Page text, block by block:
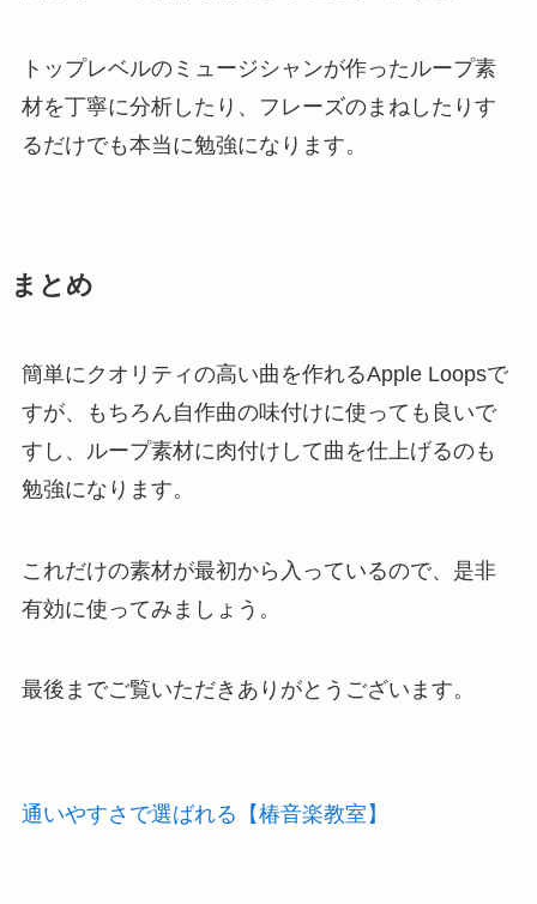
トップレベルのミュージシャンが作ったループ素
材を丁寧に分析したり、フレーズのまねしたりす
るだけでも本当に勉強になります。
まとめ
簡単にクオリティの高い曲を作れるApple Loopsで
すが、もちろん自作曲の味付けに使っても良いで
すし、ループ素材に肉付けして曲を仕上げるのも
勉強になります。
これだけの素材が最初から入っているので、是非
有効に使ってみましょう。
最後までご覧いただきありがとうございます。
通いやすさで選ばれる【椿音楽教室】